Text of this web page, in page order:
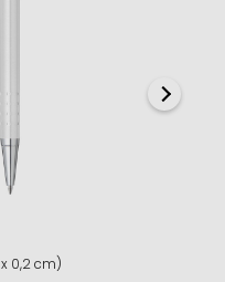
0,2 cm)